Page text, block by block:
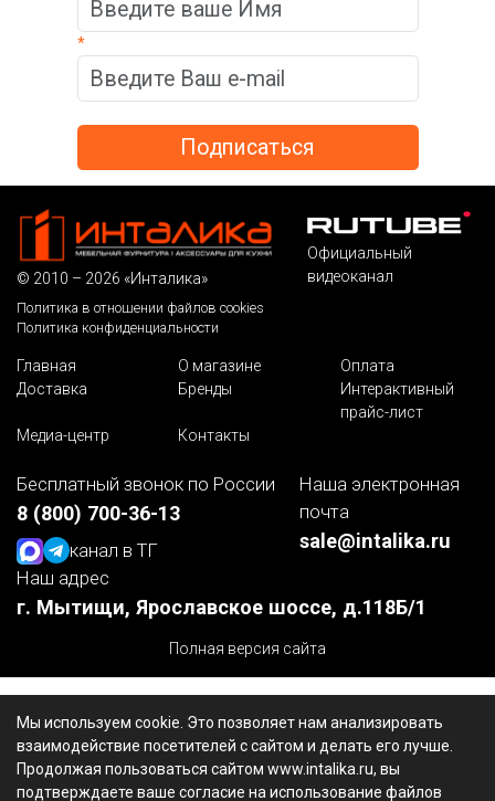
*
Мы используем cookie. Это позволяет нам анализировать
взаимодействие посетителей с сайтом и делать его лучше.
Продолжая пользоваться сайтом www.intalika.ru, вы
подтверждаете ваше согласие на использование файлов
© 2010 – 2026 «Инталика»
Политика в отношении файлов cookies
Политика конфиденциальности
Официальный
видеоканал
Главная О магазине
Оплата
Доставка
Бренды
Интерактивный
прайс-лист
Медиа-центр
Контакты
Бесплатный звонок по России
8 (800) 700-36-13
канал в ТГ
Наша электронная
почта
sale@intalika.ru
Наш адрес
г. Мытищи, Ярославское шоссе, д.118Б/1
Полная версия сайта